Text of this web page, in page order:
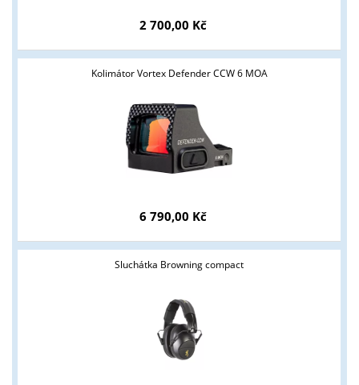
2 700,00 Kč
Kolimátor Vortex Defender CCW 6 MOA
6 790,00 Kč
Sluchátka Browning compact
podnikatelům v oblasti zbraně a střelivo. Splňujete tyto
ANO NE